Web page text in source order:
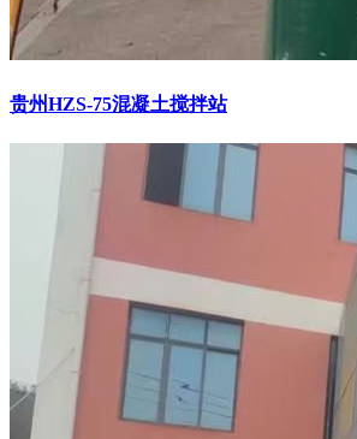
贵州HZS-75混凝土搅拌站